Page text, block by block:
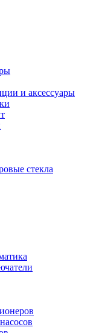
и аксессуары
стекла